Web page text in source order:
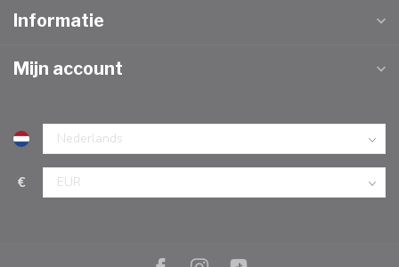
Informatie
Mijn account
€